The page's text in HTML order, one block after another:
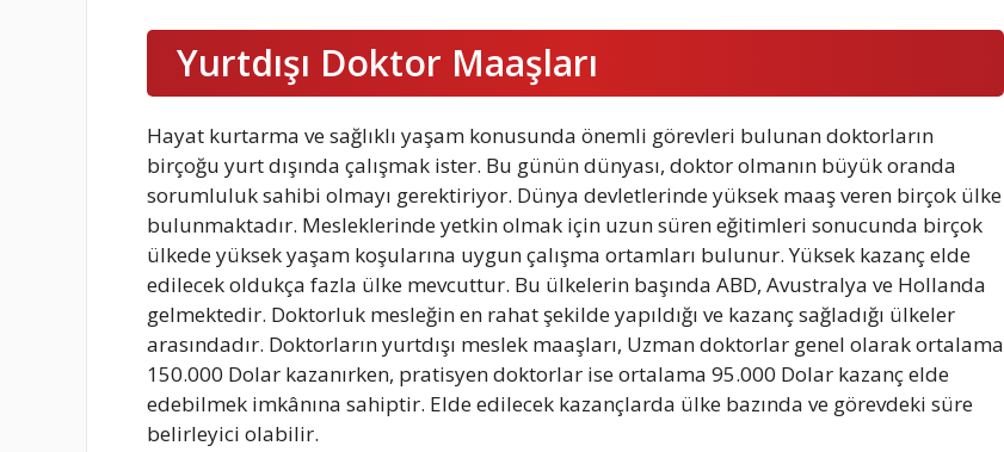
Yurtdışı Doktor Maaşları
Hayat kurtarma ve sağlıklı yaşam konusunda önemli görevleri bulunan doktorların
birçoğu yurt dışında çalışmak ister. Bu günün dünyası, doktor olmanın büyük oranda
sorumluluk sahibi olmayı gerektiriyor. Dünya devletlerinde yüksek maaş veren birçok ülke
bulunmaktadır. Mesleklerinde yetkin olmak için uzun süren eğitimleri sonucunda birçok
ülkede yüksek yaşam koşularına uygun çalışma ortamları bulunur. Yüksek kazanç elde
edilecek oldukça fazla ülke mevcuttur. Bu ülkelerin başında ABD, Avustralya ve Hollanda
gelmektedir. Doktorluk mesleğin en rahat şekilde yapıldığı ve kazanç sağladığı ülkeler
arasındadır. Doktorların yurtdışı meslek maaşları, Uzman doktorlar genel olarak ortalama
150.000 Dolar kazanırken, pratisyen doktorlar ise ortalama 95.000 Dolar kazanç elde
edebilmek imkânına sahiptir. Elde edilecek kazançlarda ülke bazında ve görevdeki süre
belirleyici olabilir.